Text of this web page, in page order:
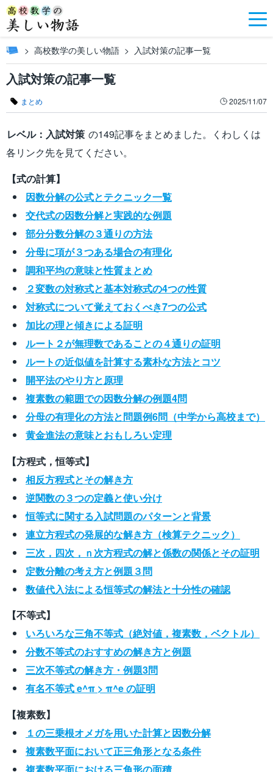
高校数学の美しい物語 入試対策の記事一覧
入試対策の記事一覧
まとめ 2025/11/07
レベル：入試対策 の149記事をまとめました。くわしくは
各リンク先を見てください。
【式の計算】
因数分解の公式とテクニック一覧
交代式の因数分解と実践的な例題
部分分数分解の３通りの方法
分母に項が３つある場合の有理化
調和平均の意味と性質まとめ
２変数の対称式と基本対称式の4つの性質
対称式について覚えておくべき7つの公式
加比の理と傾きによる証明
ルート２が無理数であることの４通りの証明
ルートの近似値を計算する素朴な方法とコツ
開平法のやり方と原理
複素数の範囲での因数分解の例題4問
分母の有理化の方法と問題例6問（中学から高校まで）
黄金進法の意味とおもしろい定理
【方程式，恒等式】
相反方程式とその解き方
逆関数の３つの定義と使い分け
恒等式に関する入試問題のパターンと背景
連立方程式の発展的な解き方（検算テクニック）
三次，四次，ｎ次方程式の解と係数の関係とその証明
定数分離の考え方と例題３問
数値代入法による恒等式の解法と十分性の確認
【不等式】
いろいろな三角不等式（絶対値，複素数，ベクトル）
分数不等式のおすすめの解き方と例題
三次不等式の解き方・例題3問
有名不等式 e^π > π^e の証明
【複素数】
１の三乗根オメガを用いた計算と因数分解
複素数平面において正三角形となる条件